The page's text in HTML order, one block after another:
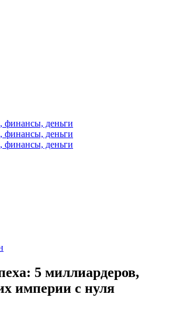
5 миллиардеров,
империи с нуля